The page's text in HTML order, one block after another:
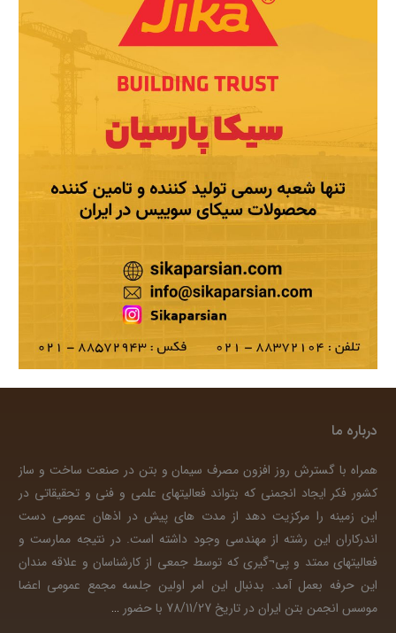
درباره ما
همراه با گسترش روز افزون مصرف سیمان و بتن در صنعت ساخت و ساز
کشور فکر ایجاد انجمنی که بتواند فعالیتهای علمی و فنی و تحقیقاتی در
این زمینه را مرکزیت دهد از مدت های پیش در اذهان عمومی دست
اندرکاران این رشته از مهندسی وجود داشته است. در نتیجه ممارست و
فعالیتهای ممتد و پی¬گیری که توسط جمعی از کارشناسان و علاقه مندان
این حرفه بعمل آمد. بدنبال این امر اولین جلسه مجمع عمومی اعضا
موسس انجمن بتن ایران در تاریخ 78/11/27 با حضور
…